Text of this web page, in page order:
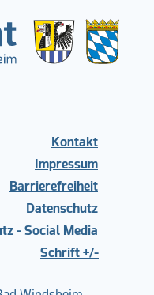
Kontakt
Impressum
Barrierefreiheit
Datenschutz
- Social Media
Schrift +/-